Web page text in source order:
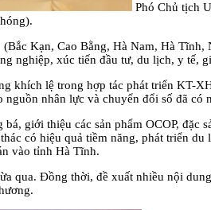
Phó Chủ tịch
Kạn, Cao Bằng, Hà Nam, Hà
nghiệp, xúc tiến đầu tư, du lịch, y tế,
khích lệ trong hợp tác phát triển KT-
nhân lực và chuyển đổi số đã có
giới thiệu các sản phẩm OCOP, đặc
có hiệu quả tiềm năng, phát triển
vào tỉnh Hà Tĩnh.
qua. Đồng thời, đề xuất nhiều nội